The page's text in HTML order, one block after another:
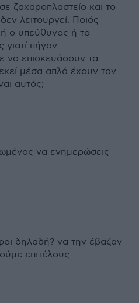
ζαχαροπλαστείο και το
λειτουργεί. Ποιός
ο υπεύθυνος ή το
γιατί πήγαν
να επισκευάσουν τα
μέσα απλά έχουν τον
αυτός;
να ενημερώσεις
δηλαδή? να την έβαζαν
επιτέλους.